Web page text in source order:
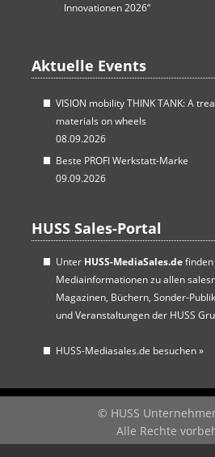
Innovationen 2026“
Aktuelle Events
VISION mobility THINK TANK: A
materials on wheels
08.09.2026
Beste PROFI Werkstatt-Marke
09.09.2026
HUSS Sales-Portal
Unter HUSS-MediaSales.definden
Mediainformationen zu allen
Magazinen, Büchern, Sonder-
und Veranstaltungen der HUSS
HUSS-Mediasales.de besuchen»
© HUSS
Alle Rechte